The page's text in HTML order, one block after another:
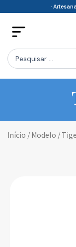
content
·
Search
...
Início / Modelo /